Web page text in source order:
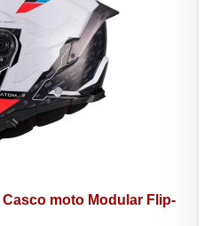
Casco moto Modular Flip-